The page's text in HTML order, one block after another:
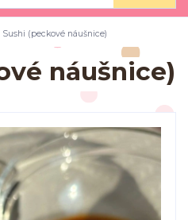
Sushi (peckové náušnice)
náušnice)